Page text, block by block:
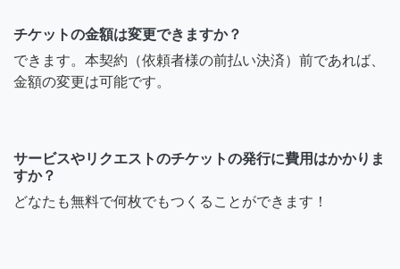
チケットの金額は変更できますか？
できます。本契約（依頼者様の前払い決済）前であれば、
金額の変更は可能です。
サービスやリクエストのチケットの発行に費用はかかりま
すか？
どなたも無料で何枚でもつくることができます！